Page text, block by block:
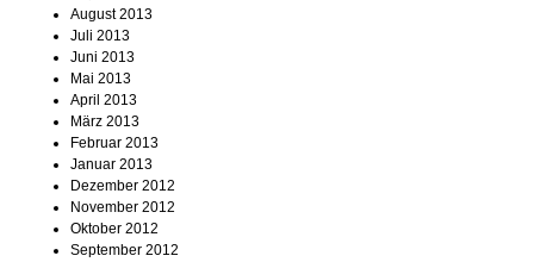
August 2013
Juli 2013
Juni 2013
Mai 2013
April 2013
März 2013
Februar 2013
Januar 2013
Dezember 2012
November 2012
Oktober 2012
September 2012